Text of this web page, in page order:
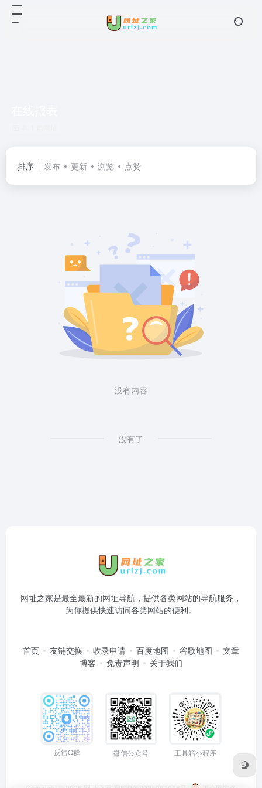
排序 发布 更新 浏览 点赞
没有内容
没有了
网址之家是最全最新的网址导航，提供各类网站的导航服务，
为你提供快速访问各类网站的便利。
首页 友链交换 收录申请 百度地图 谷歌地图
文章
博客
免责声明 关于我们
反馈Q群 微信公众号 工具箱小程序